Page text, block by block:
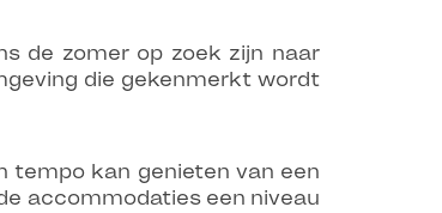
de zomer op zoek zijn naar
die gekenmerkt wordt
tempo kan genieten van een
accommodaties een niveau